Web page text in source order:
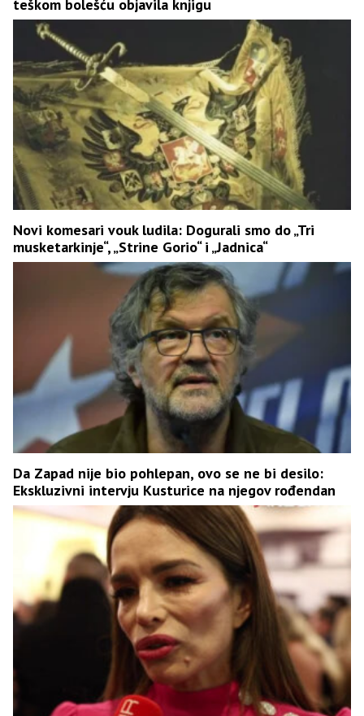
teškom bolešću objavila knjigu
Novi komesari vouk ludila: Dogurali smo do „Tri
musketarkinje“, „Strine Gorio“ i „Jadnica“
Da Zapad nije bio pohlepan, ovo se ne bi desilo:
Ekskluzivni intervju Kusturice na njegov rođendan